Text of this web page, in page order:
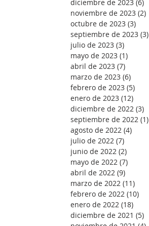
diciembre de 2023 (6)
noviembre de 2023 (2)
octubre de 2023 (3)
septiembre de 2023 (3)
julio de 2023 (3)
mayo de 2023 (1)
abril de 2023 (7)
marzo de 2023 (6)
febrero de 2023 (5)
enero de 2023 (12)
diciembre de 2022 (3)
septiembre de 2022 (1)
agosto de 2022 (4)
julio de 2022 (7)
junio de 2022 (2)
mayo de 2022 (7)
abril de 2022 (9)
marzo de 2022 (11)
febrero de 2022 (10)
enero de 2022 (18)
diciembre de 2021 (5)